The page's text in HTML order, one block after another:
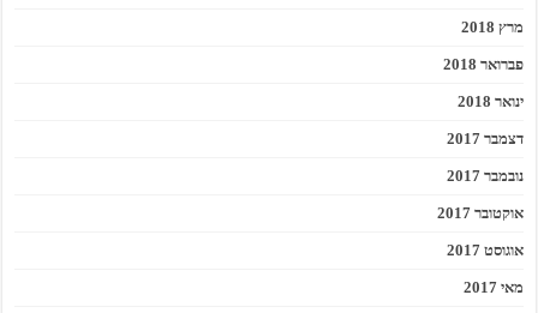
מרץ 2018
פברואר 2018
ינואר 2018
דצמבר 2017
נובמבר 2017
אוקטובר 2017
אוגוסט 2017
מאי 2017